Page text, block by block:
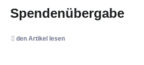
Spendenübergabe
den Artikel lesen